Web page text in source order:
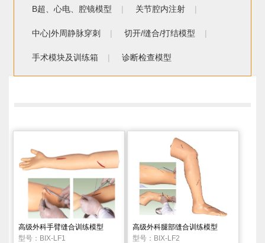
B超、心电、腔镜模型 | 关节腔内注射 |
中心|外周静脉穿刺 | 切开/缝合/打结模型 |
手术模块及训练箱 | 诊断检查模型
高级外科手臂缝合训练模型
型号：BIX-LF1
高级外科腿部缝合训练模型
型号：BIX-LF2